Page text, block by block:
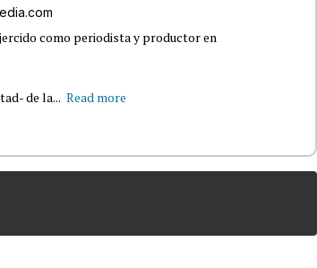
como periodista y productor en
de la... Read more